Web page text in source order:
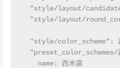
"style/layout/
"style/layout/
"style/color_scheme":
"preset_color_schemes/
    name: 西米露